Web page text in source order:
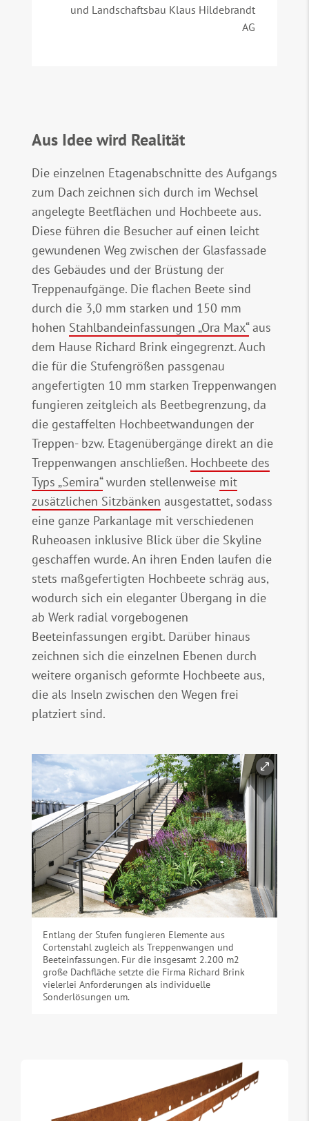
und Landschaftsbau Klaus Hildebrandt
AG
Aus Idee wird Realität
Die einzelnen Etagenabschnitte des Aufgangs
zum Dach zeichnen sich durch im Wechsel
angelegte Beetflächen und Hochbeete aus.
Diese führen die Besucher auf einen leicht
gewundenen Weg zwischen der Glasfassade
des Gebäudes und der Brüstung der
Treppenaufgänge. Die flachen Beete sind
durch die 3,0 mm starken und 150 mm
hohen Stahlbandeinfassungen „Ora Max“aus
dem Hause Richard Brink eingegrenzt. Auch
die für die Stufengrößen passgenau
angefertigten 10 mm starken Treppenwangen
fungieren zeitgleich als Beetbegrenzung, da
die gestaffelten Hochbeetwandungen der
Treppen- bzw. Etagenübergänge direkt an die
Treppenwangen anschließen. Hochbeete des
Typs „Semira“wurden stellenweise mit
zusätzlichen Sitzbänken ausgestattet, sodass
eine ganze Parkanlage mit verschiedenen
Ruheoasen inklusive Blick über die Skyline
geschaffen wurde. An ihren Enden laufen die
stets maßgefertigten Hochbeete schräg aus,
wodurch sich ein eleganter Übergang in die
ab Werk radial vorgebogenen
Beeteinfassungen ergibt. Darüber hinaus
zeichnen sich die einzelnen Ebenen durch
weitere organisch geformte Hochbeete aus,
die als Inseln zwischen den Wegen frei
platziert sind.
Entlang der Stufen fungieren Elemente aus
Cortenstahl zugleich als Treppenwangen und
Beeteinfassungen. Für die insgesamt 2.200 m2
große Dachfläche setzte die Firma Richard Brink
vielerlei Anforderungen als individuelle
Sonderlösungen um.